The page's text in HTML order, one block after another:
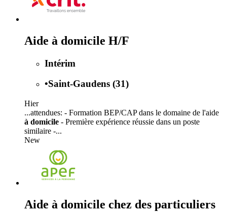
Aide à domicile H/F
Intérim
•Saint-Gaudens (31)
Hier
...attendues: - Formation BEP/CAP dans le domaine de l'aide
à domicile - Première expérience réussie dans un poste
similaire -...
New
Aide à domicile chez des particuliers